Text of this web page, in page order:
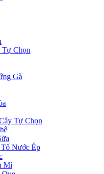
Tự Chọn
Gà
Tự Chọn
Nước Ép
Mì